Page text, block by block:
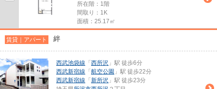
所在階：1階
間取り：1K
面積：25.17㎡
賃貸｜アパート 絆
西武池袋線 「 西所沢 」駅 徒歩6分
西武新宿線 「 航空公園 」駅 徒歩22分
西武新宿線 「 新所沢 」駅 徒歩23分